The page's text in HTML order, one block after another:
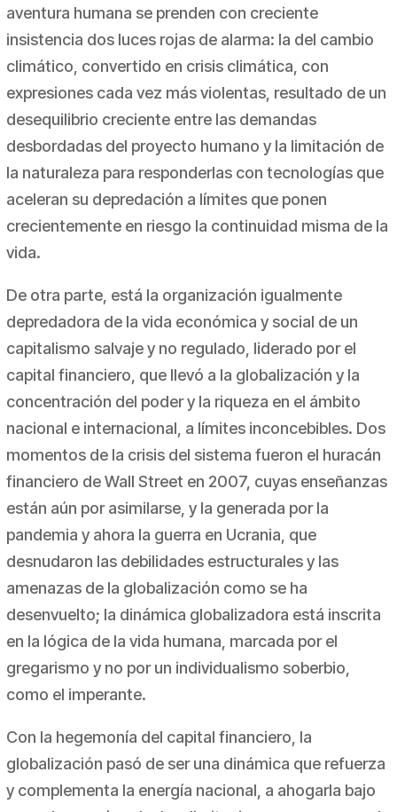
aventura humana se prenden con creciente
insistencia dos luces rojas de alarma: la del cambio
climático, convertido en crisis climática, con
expresiones cada vez más violentas, resultado de un
desequilibrio creciente entre las demandas
desbordadas del proyecto humano y la limitación de
la naturaleza para responderlas con tecnologías que
aceleran su depredación a límites que ponen
crecientemente en riesgo la continuidad misma de la
vida.
De otra parte, está la organización igualmente
depredadora de la vida económica y social de un
capitalismo salvaje y no regulado, liderado por el
capital financiero, que llevó a la globalización y la
concentración del poder y la riqueza en el ámbito
nacional e internacional, a límites inconcebibles. Dos
momentos de la crisis del sistema fueron el huracán
financiero de Wall Street en 2007, cuyas enseñanzas
están aún por asimilarse, y la generada por la
pandemia y ahora la guerra en Ucrania, que
desnudaron las debilidades estructurales y las
amenazas de la globalización como se ha
desenvuelto; la dinámica globalizadora está inscrita
en la lógica de la vida humana, marcada por el
gregarismo y no por un individualismo soberbio,
como el imperante.
Con la hegemonía del capital financiero, la
globalización pasó de ser una dinámica que refuerza
y complementa la energía nacional, a ahogarla bajo